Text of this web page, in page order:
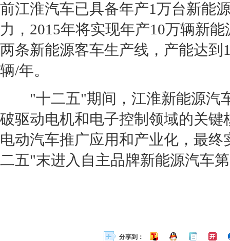
前江淮汽车已具备年产1万台新能
力，2015年将实现年产10万辆新能
两条新能源客车生产线， 产能达到
辆/年。
"十二五"期间， 江淮新能源汽
破驱动电机和电子控制领域的关
电动汽车推广应用和产业化，最终
二五"末进入自主品牌新能源汽车
分享到：